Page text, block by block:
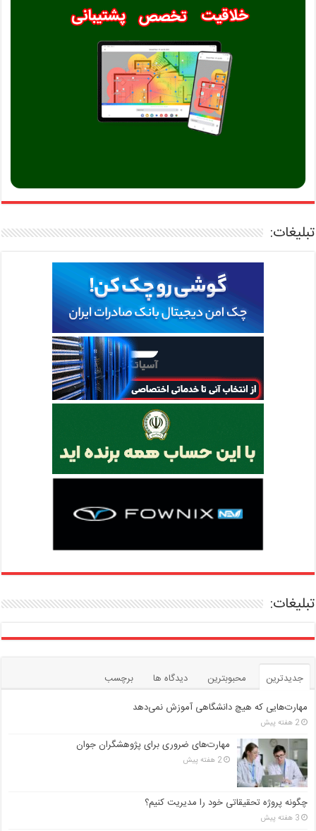
تبلیغات:
تبلیغات:
جدیدترین محبوبترین دیدگاه ها
برچسب
مهارت‌هایی که هیچ دانشگاهی آموزش نمی‌دهد
2 هفته پیش
مهارت‌های ضروری برای پژوهشگران جوان
2 هفته پیش
چگونه پروژه تحقیقاتی خود را مدیریت کنیم؟
3 هفته پیش